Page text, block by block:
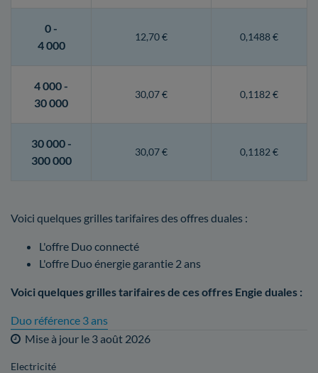
0 -
4 000
12,70 € 0,1488 €
4 000 -
30 000
30,07 € 0,1182 €
30 000 -
300 000
30,07 € 0,1182 €
Voici quelques grilles tarifaires des offres duales :
L'offre Duo connecté
L'offre Duo énergie garantie 2 ans
Voici quelques grilles tarifaires de ces offres Engie duales :
Duo référence 3 ans
Mise à jour le 3 août 2026
Electricité